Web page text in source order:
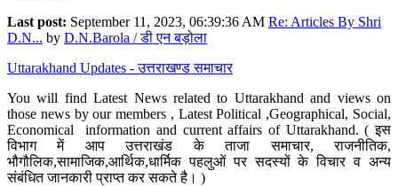
Last post: September 11, 2023, 06:39:36 AM Re: Articles By Shri
D.N... by D.N.Barola / डी एन बड़ोला
Uttarakhand Updates - उत्तराखण्ड समाचार
You will find Latest News related to Uttarakhand and views on
those news by our members , Latest Political ,Geographical, Social,
Economical information and current affairs of Uttarakhand. ( इस
विभाग में आप उत्तराखंड के ताजा समाचार, राजनीतिक,
भौगौलिक,सामाजिक,आर्थिक,धार्मिक पहलुओं पर सदस्यों के विचार व अन्य
संबंधित जानकारी प्राप्त कर सकते है। )